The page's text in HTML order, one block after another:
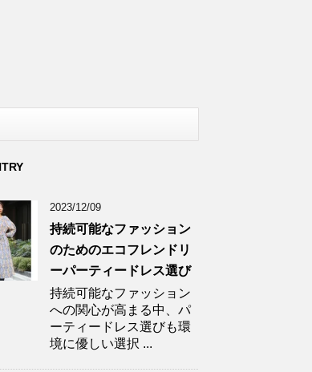
2023/12/09
持続可能なファッション
のためのエコフレンドリ
ーパーティードレス選び
持続可能なファッション
への関心が高まる中、パ
ーティードレス選びも環
境に優しい選択 ...